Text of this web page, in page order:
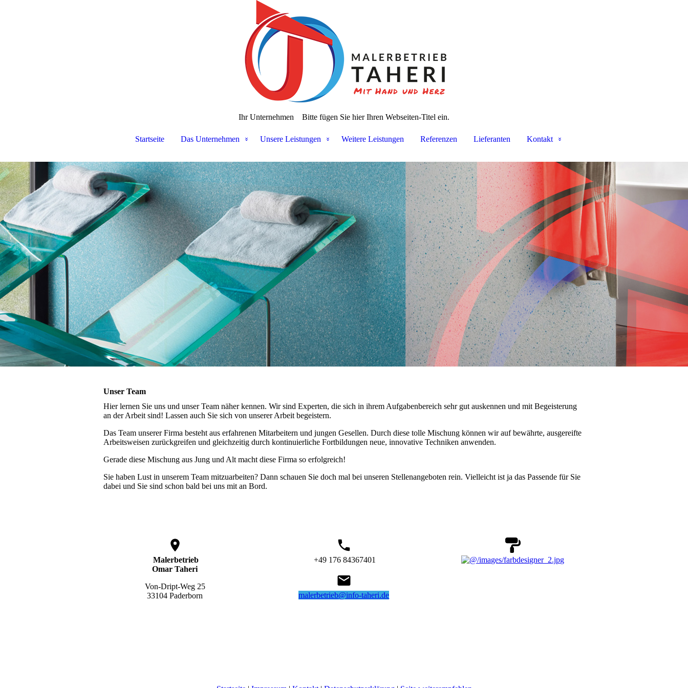
Ihr Unternehmen Bitte fügen Sie hier Ihren Webseiten-Titel ein.
Startseite Das Unternehmen Unsere Leistungen Weitere Leistungen Referenzen Lieferanten Kontakt
Unser Team
Hier lernen Sie uns und unser Team näher kennen. Wir sind Experten, die sich in ihrem Aufgabenbereich sehr gut auskennen und mit Begeisterung
an der Arbeit sind! Lassen auch Sie sich von unserer Arbeit begeistern.
Das Team unserer Firma besteht aus erfahrenen Mitarbeitern und jungen Gesellen. Durch diese tolle Mischung können wir auf bewährte, ausgereifte
Arbeitsweisen zurückgreifen und gleichzeitig durch kontinuierliche Fortbildungen neue, innovative Techniken anwenden.
Gerade diese Mischung aus Jung und Alt macht diese Firma so erfolgreich!
Sie haben Lust in unserem Team mitzuarbeiten? Dann schauen Sie doch mal bei unseren Stellenangeboten rein. Vielleicht ist ja das Passende für Sie
dabei und Sie sind schon bald bei uns mit an Bord.
Malerbetrieb
Omar Taheri
Von-Dript-Weg 25
33104 Paderborn
+49 176 84367401
malerbetrieb@info-taheri.de